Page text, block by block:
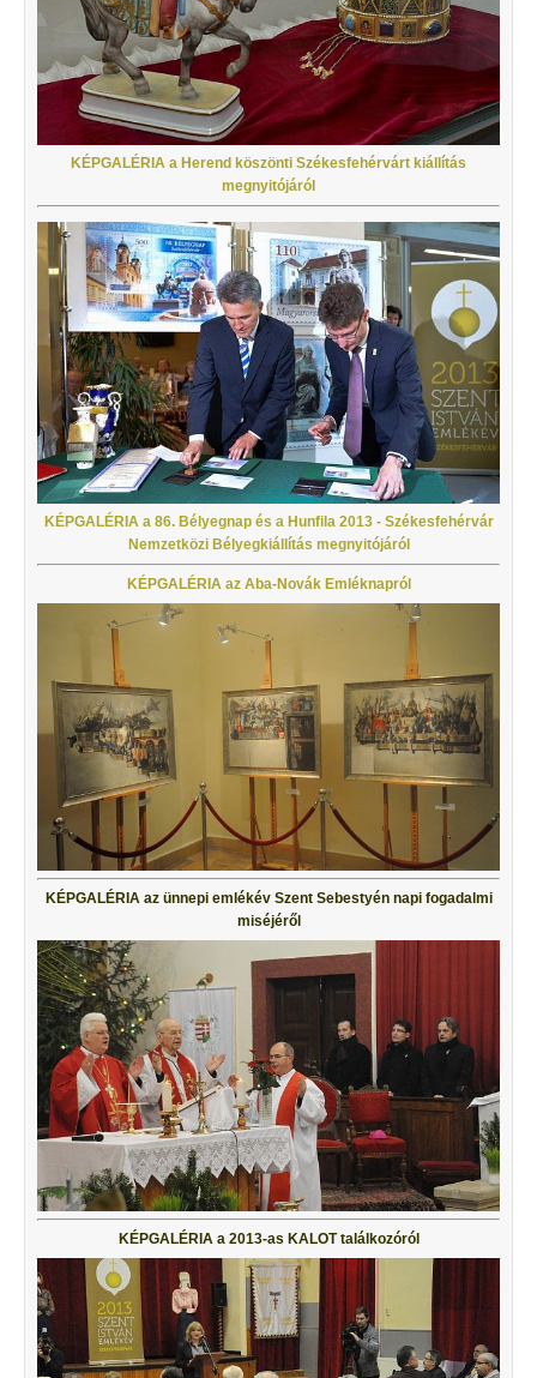
KÉPGALÉRIA a Herend köszönti Székesfehérvárt kiállítás
megnyitójáról
KÉPGALÉRIA a 86. Bélyegnap és a Hunfila 2013 - Székesfehérvár
Nemzetközi Bélyegkiállítás megnyitójáról
KÉPGALÉRIA az Aba-Novák Emléknapról
KÉPGALÉRIA az ünnepi emlékév Szent Sebestyén napi fogadalmi
miséjéről
KÉPGALÉRIA a 2013-as KALOT találkozóról